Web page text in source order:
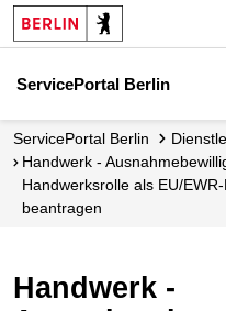
ServicePortal Berlin
ServicePortal Berlin
Handwerk - Ausnahmebewilligung zur Eintragung in die
Handwerksrolle als EU/
beantragen
Handwerk -